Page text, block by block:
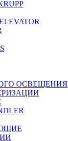
ОСВЕЩЕНИЯ